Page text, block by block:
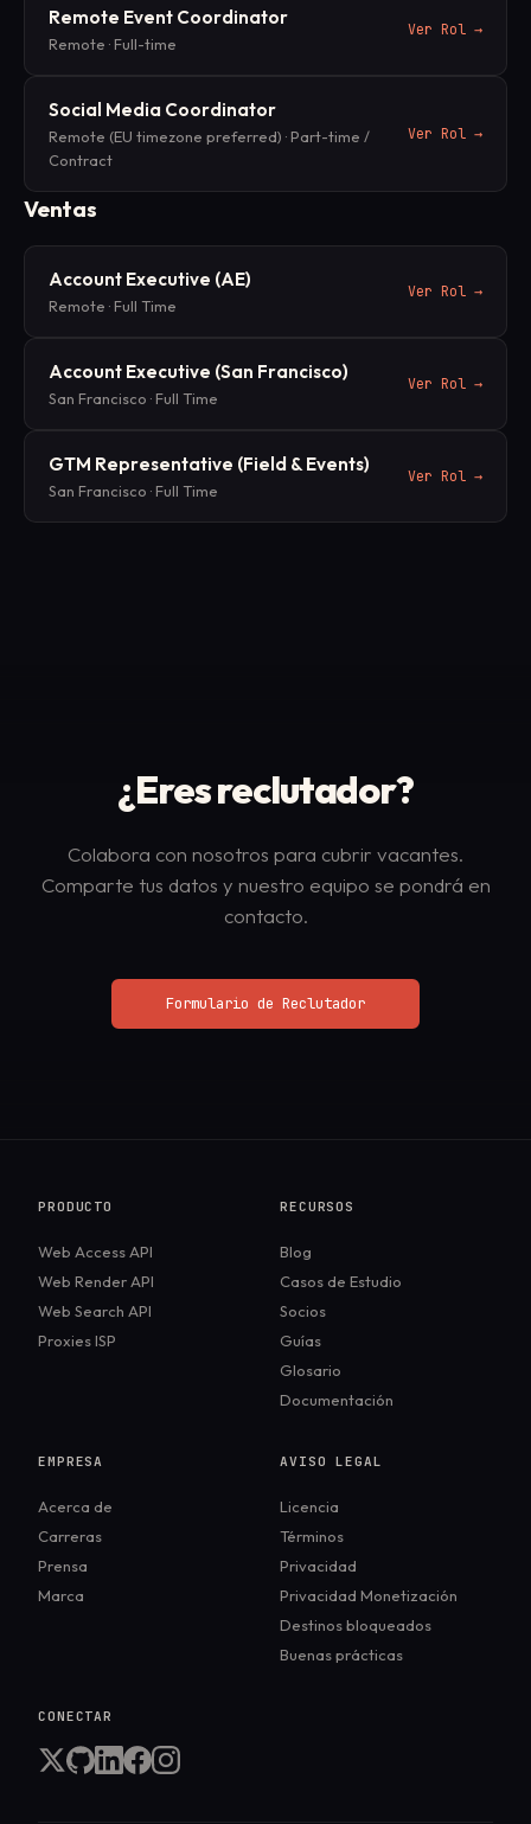
Remote Event Coordinator
Remote ·Full-time
Ver Rol →
Social Media Coordinator
Remote (EU timezone preferred) ·Part-time /
Contract
Ver Rol →
Ventas
Account Executive (AE)
Remote ·Full Time
Ver Rol →
Account Executive (San Francisco)
San Francisco ·Full Time
Ver Rol →
GTM Representative (Field & Events)
San Francisco ·Full Time
Ver Rol →
¿Eresreclutador?
Colabora con nosotros para cubrir vacantes.
Comparte tus datos y nuestro equipo se pondrá en
contacto.
Formulario de Reclutador
PRODUCTO
Web Access API
Web Render API
Web Search API
Proxies ISP
RECURSOS
Blog
Casos de Estudio
Socios
Guías
Glosario
Documentación
EMPRESA
Acerca de
Carreras
Prensa
Marca
AVISO LEGAL
Licencia
Términos
Privacidad
Privacidad Monetización
Destinos bloqueados
Buenas prácticas
CONECTAR